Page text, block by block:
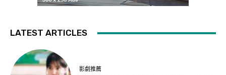
LATEST ARTICLES
影劇推薦